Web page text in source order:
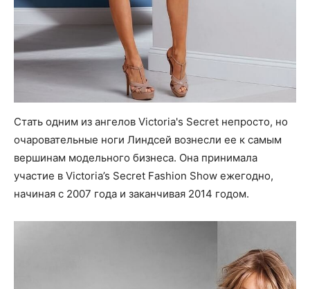
Стать одним из ангелов Victoria's Secret непросто, но
очаровательные ноги Линдсей вознесли ее к самым
вершинам модельного бизнеса. Она принимала
участие в Victoria’s Secret Fashion Show ежегодно,
начиная с 2007 года и заканчивая 2014 годом.